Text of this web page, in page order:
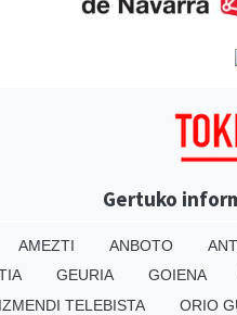
Gertuko
AMEZTI ANBOTO
GEURIA GOIENA
TELEBISTA ORIO